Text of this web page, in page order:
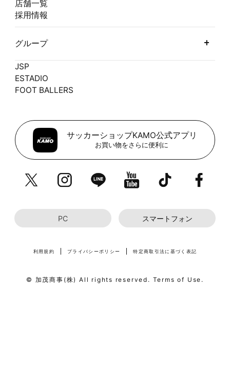
店舗一覧
採用情報
グループ
JSP
ESTADIO
FOOT BALLERS
サッカーショップKAMO公式アプリ
お買い物をさらに便利に
PC スマートフォン
利用規約 プライバシーポリシー 特定商取引法に基づく表記
© 加茂商事(株) All rights reserved. Terms of Use.